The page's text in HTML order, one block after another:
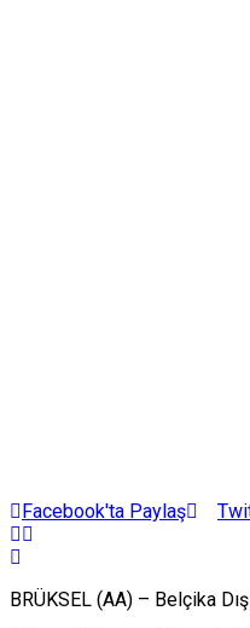
Facebook'ta Paylaş
BRÜKSEL (AA) – Belçika